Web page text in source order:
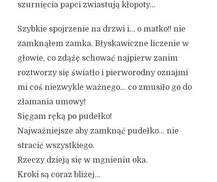
szurnięcia papci zwiastują kłopoty…
Szybkie spojrzenie na drzwi i… o matko!! nie
zamknąłem zamka. Błyskawiczne liczenie w
głowie, co zdążę schować najpierw zanim
roztworzy się światło i pierworodny oznajmi
mi coś niezwykle ważnego… co zmusiło go do
złamania umowy!
Sięgam ręką po pudełko!
Najważniejsze aby zamknąć pudełko… nie
stracić wszystkiego.
Rzeczy dzieją się w mgnieniu oka.
Kroki są coraz bliżej…